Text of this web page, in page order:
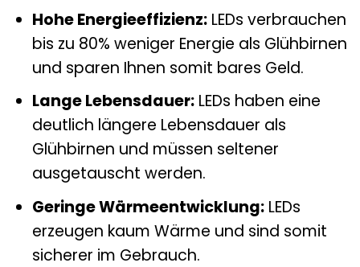
Hohe Energieeffizienz:LEDs verbrauchen
bis zu 80% weniger Energie als Glühbirnen
und sparen Ihnen somit bares Geld.
Lange Lebensdauer:LEDs haben eine
deutlich längere Lebensdauer als
Glühbirnen und müssen seltener
ausgetauscht werden.
Geringe Wärmeentwicklung:LEDs
erzeugen kaum Wärme und sind somit
sicherer im Gebrauch.